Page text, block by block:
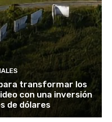
transformar los
con una inversión
de dólares